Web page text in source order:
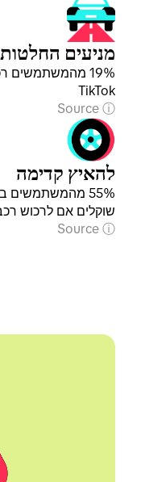
מניעים החלטות
19%
TikTok
Source
להאיץ קדימה
שוקלים אם לרכוש
Source